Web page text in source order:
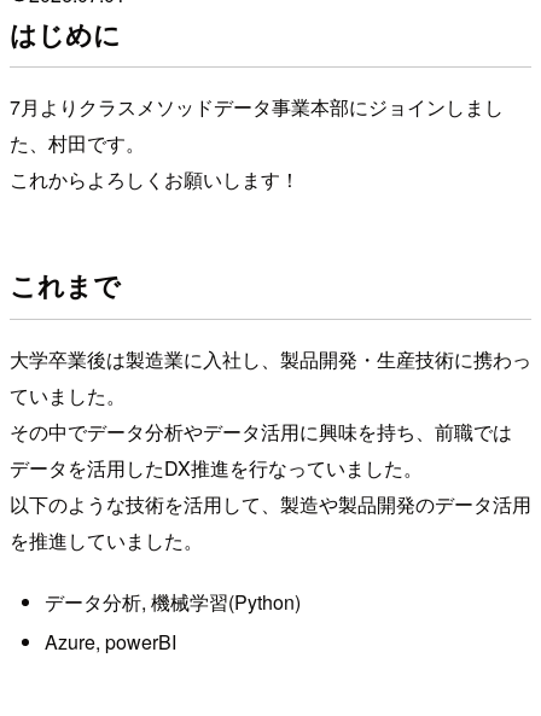
はじめに
7月よりクラスメソッドデータ事業本部にジョインしまし
た、村田です。
これからよろしくお願いします！
これまで
大学卒業後は製造業に入社し、製品開発・生産技術に携わっ
ていました。
その中でデータ分析やデータ活用に興味を持ち、前職では
データを活用したDX推進を行なっていました。
以下のような技術を活用して、製造や製品開発のデータ活用
を推進していました。
データ分析, 機械学習(Python)
Azure, powerBI